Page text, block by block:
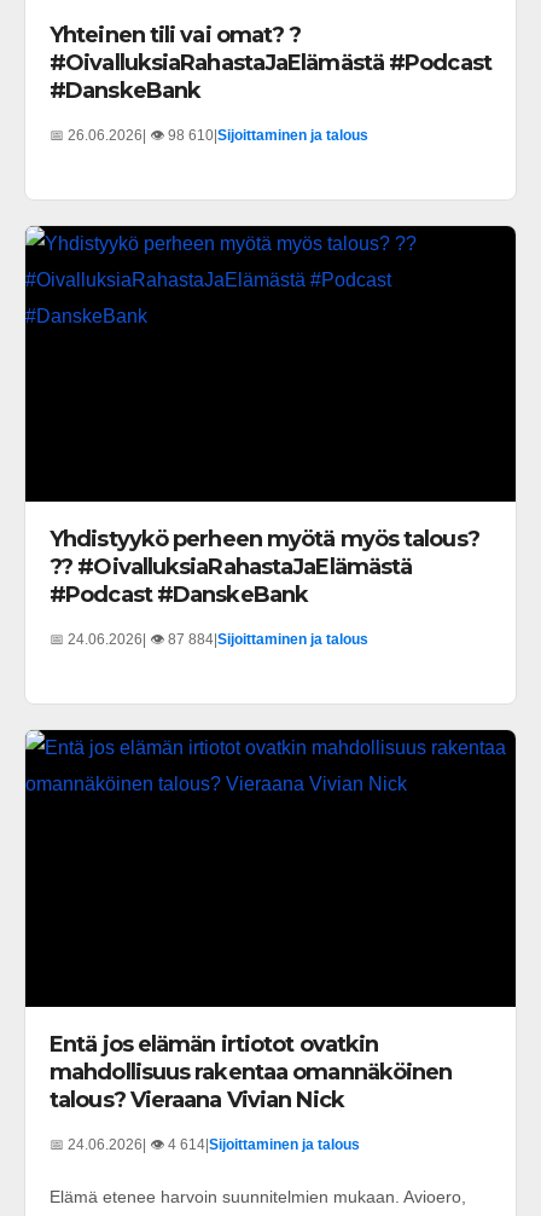
Yhteinen tili vai omat? ?
#OivalluksiaRahastaJaElämästä #Podcast
#DanskeBank
📅 26.06.2026 | 👁️ 98 610 Sijoittaminen ja talous
Yhdistyykö perheen myötä myös talous?
?? #OivalluksiaRahastaJaElämästä
#Podcast #DanskeBank
📅 24.06.2026 | 👁️ 87 884 Sijoittaminen ja talous
Entä jos elämän irtiotot ovatkin
mahdollisuus rakentaa omannäköinen
talous? Vieraana Vivian Nick
📅 24.06.2026| 👁️ 4 614|Sijoittaminen ja talous
Elämä etenee harvoin suunnitelmien mukaan. Avioero,